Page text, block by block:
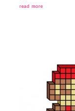
read more